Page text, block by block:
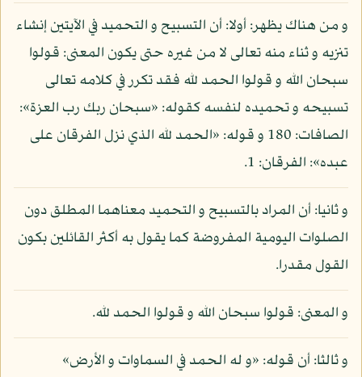
و من هناك يظهر: أولا: أن التسبيح و التحميد في الآيتين إنشاء
تنزيه و ثناء منه تعالى لا من غيره حتى يكون المعنى: قولوا
سبحان الله و قولوا الحمد لله فقد تكرر في كلامه تعالى
تسبيحه و تحميده لنفسه كقوله: «سبحان ربك رب العزة»:
الصافات: 180 و قوله: «الحمد لله الذي نزل الفرقان على
عبده»: الفرقان: 1.
و ثانيا: أن المراد بالتسبيح و التحميد معناهما المطلق دون
الصلوات اليومية المفروضة كما يقول به أكثر القائلين بكون
القول مقدرا.
و المعنى: قولوا سبحان الله و قولوا الحمد لله.
و ثالثا: أن قوله: «و له الحمد في السماوات و الأرض»